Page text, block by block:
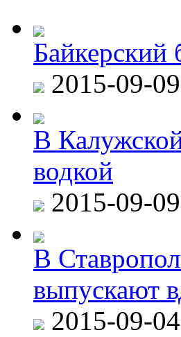
Байкерский
2015-09-
В
водкой
2015-09-
В
выпускают
2015-09-